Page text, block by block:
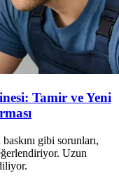
Tamir ve Yeni
gibi sorunları,
Uzun